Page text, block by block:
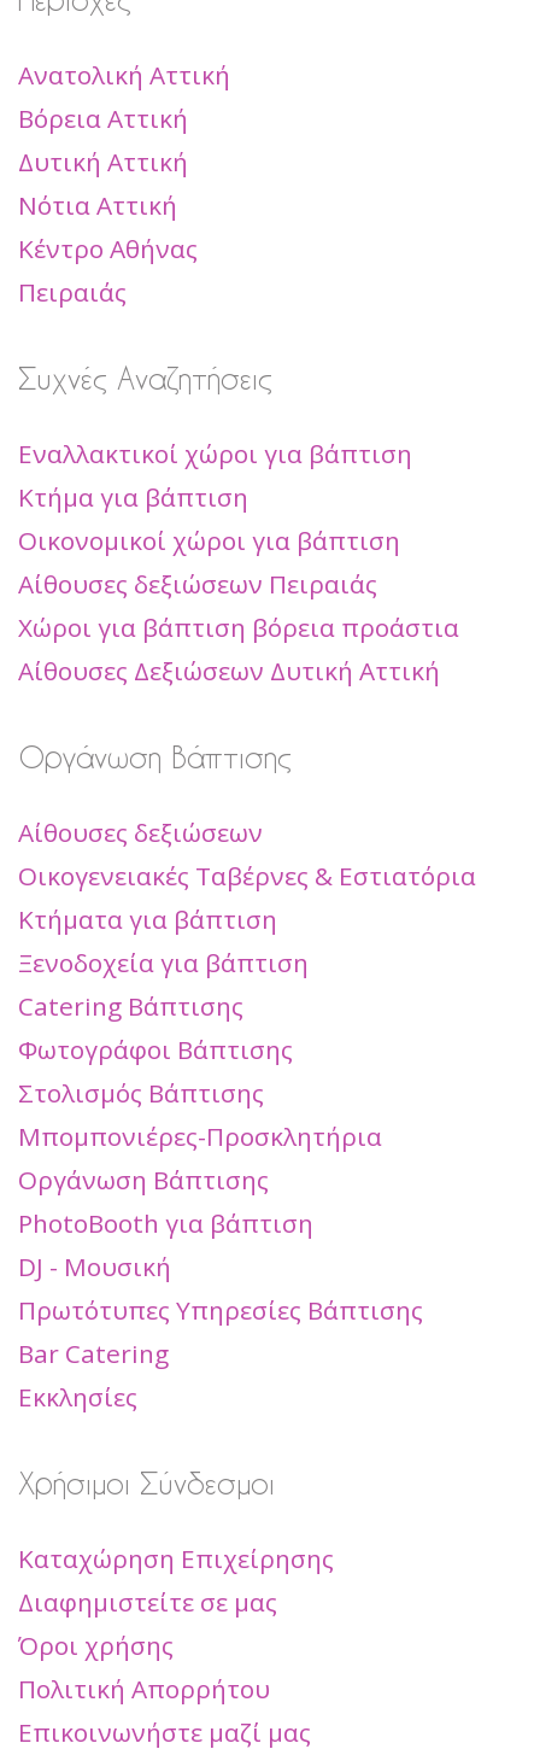
Ανατολική Αττική
Βόρεια Αττική
Δυτική Αττική
Νότια Αττική
Κέντρο Αθήνας
Πειραιάς
Συχνές Αναζητήσεις
Εναλλακτικοί χώροι για βάπτιση
Κτήμα για βάπτιση
Οικονομικοί χώροι για βάπτιση
Αίθουσες δεξιώσεων Πειραιάς
Χώροι για βάπτιση βόρεια προάστια
Αίθουσες Δεξιώσεων Δυτική Αττική
Οργάνωση Βάπτισης
Αίθουσες δεξιώσεων
Οικογενειακές Ταβέρνες & Εστιατόρια
Κτήματα για βάπτιση
Ξενοδοχεία για βάπτιση
Catering Βάπτισης
Φωτογράφοι Βάπτισης
Στολισμός Βάπτισης
Μπομπονιέρες-Προσκλητήρια
Οργάνωση Βάπτισης
PhotoBooth για βάπτιση
DJ - Μουσική
Πρωτότυπες Υπηρεσίες Βάπτισης
Bar Catering
Εκκλησίες
Χρήσιμοι Σύνδεσμοι
Καταχώρηση Επιχείρησης
Διαφημιστείτε σε μας
Όροι χρήσης
Πολιτική Απορρήτου
Επικοινωνήστε μαζί μας